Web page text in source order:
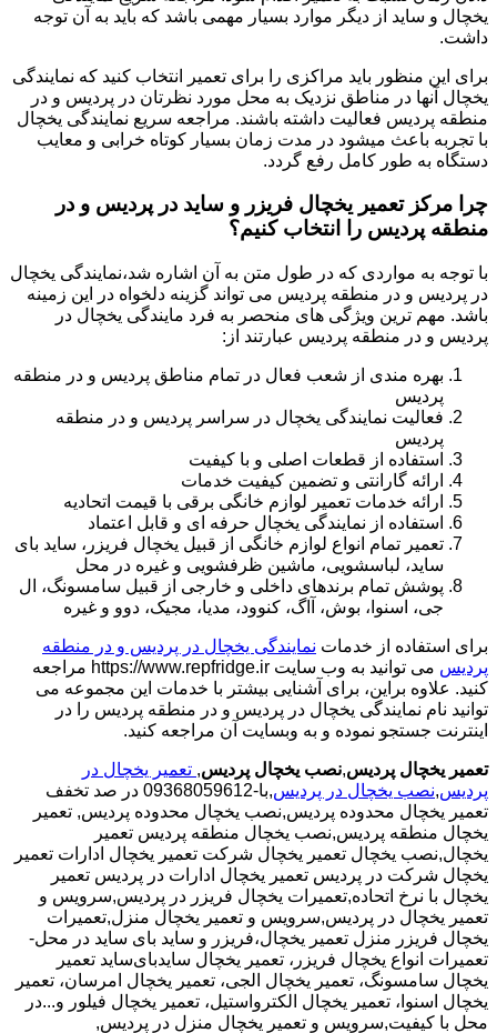
یخچال و ساید از دیگر موارد بسیار مهمی باشد که باید به آن توجه
داشت.
برای این منظور باید مراکزی را برای تعمیر انتخاب کنید که نمایندگی
یخچال آنها در مناطق نزدیک به محل مورد نظرتان در پردیس و در
منطقه پردیس فعالیت داشته باشند. مراجعه سریع نمایندگی یخچال
با تجربه باعث میشود در مدت زمان بسیار کوتاه خرابی و معایب
دستگاه به طور کامل رفع گردد.
چرا مرکز تعمیر یخچال فریزر و ساید در پردیس و در
منطقه پردیس را انتخاب کنیم؟
با توجه به مواردی که در طول متن به آن اشاره شد،نمایندگی یخچال
در پردیس و در منطقه پردیس می تواند گزینه دلخواه در این زمینه
باشد. مهم ترین ویژگی های منحصر به فرد مایندگی یخچال در
پردیس و در منطقه پردیس عبارتند از:
بهره مندی از شعب فعال در تمام مناطق پردیس و در منطقه
پردیس
فعالیت نمایندگی یخچال در سراسر پردیس و در منطقه
پردیس
استفاده از قطعات اصلی و با کیفیت
ارائه گارانتی و تضمین کیفیت خدمات
ارائه خدمات تعمیر لوازم خانگی برقی با قیمت اتحادیه
استفاده از نمایندگی یخچال حرفه ای و قابل اعتماد
تعمیر تمام انواع لوازم خانگی از قبیل یخچال فریزر، ساید بای
ساید، لباسشویی، ماشین ظرفشویی و غیره در محل
پوشش تمام برندهای داخلی و خارجی از قبیل سامسونگ، ال
جی، اسنوا، بوش، آاگ، کنوود، مدیا، مجیک، دوو و غیره
برای استفاده از خدمات نمایندگی یخچال در پردیس و در منطقه
پردیس
می توانید به وب سایت https://www.repfridge.ir مراجعه
کنید. علاوه براین، برای آشنایی بیشتر با خدمات این مجموعه می
توانید نام نمایندگی یخچال در پردیس و در منطقه پردیس را در
اینترنت جستجو نموده و به وبسایت آن مراجعه کنید.
تعمیر یخچال پردیس,نصب یخچال پردیس, تعمیر یخچال در
پردیس,نصب یخچال در پردیس
,با-09368059612 در صد تخفف
تعمیر یخچال محدوده پردیس,نصب یخچال محدوده پردیس, تعمیر
یخچال منطقه پردیس,نصب یخچال منطقه پردیس تعمیر
یخچال,نصب یخچال تعمیر یخچال شرکت تعمیر یخچال ادارات تعمیر
یخچال شرکت در پردیس تعمیر یخچال ادارات در پردیس تعمیر
یخچال با نرخ اتحاده,تعمیرات یخچال فریزر در پردیس,سرویس و
تعمیر یخچال در پردیس,سرویس و تعمیر یخچال منزل,تعمیرات
یخچال فریزر منزل تعمیر یخچال،فریزر و ساید بای ساید در محل-
تعمیرات انواع یخچال فریزر، تعمیر یخچال سایدبای‌ساید تعمیر
یخچال سامسونگ، تعمیر یخچال الجی، تعمیر یخچال امرسان، تعمیر
یخچال اسنوا، تعمیر یخچال الکترواستیل، تعمیر یخچال فیلور و...در
محل با کیفیت,سرویس و تعمیر یخچال منزل در پردیس,